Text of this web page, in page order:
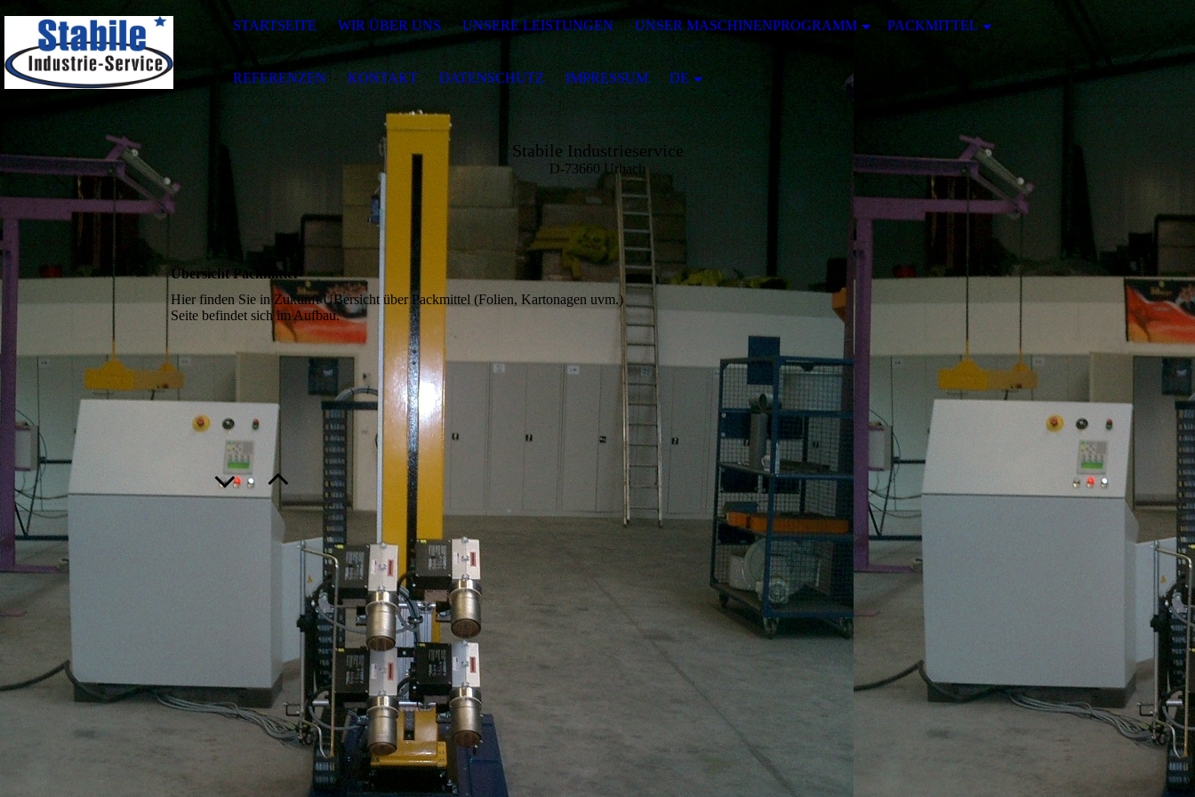
STARTSEITE WIR ÜBER UNS UNSERE LEISTUNGEN UNSER MASCHINENPROGRAMM PACKMITTEL
REFERENZEN KONTAKT DATENSCHUTZ IMPRESSUM DE
Stabile Industrieservice
D-73660 Urbach
Übersicht Packmittel
Hier finden Sie in Zukunft ÜBersicht über Packmittel (Folien, Kartonagen uvm.)
Seite befindet sich im Aufbau.